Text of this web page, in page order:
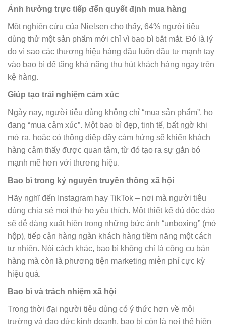
Ảnh hưởng trực tiếp đến quyết định mua hàng
Một nghiên cứu của Nielsen cho thấy, 64% người tiêu
dùng thử một sản phẩm mới chỉ vì bao bì bắt mắt. Đó là lý
do vì sao các thương hiệu hàng đầu luôn đầu tư mạnh tay
vào bao bì để tăng khả năng thu hút khách hàng ngay trên
kệ hàng.
Giúp tạo trải nghiệm cảm xúc
Ngày nay, người tiêu dùng không chỉ “mua sản phẩm”, họ
đang “mua cảm xúc”. Một bao bì đẹp, tinh tế, bất ngờ khi
mở ra, hoặc có thông điệp đầy cảm hứng sẽ khiến khách
hàng cảm thấy được quan tâm, từ đó tạo ra sự gắn bó
mạnh mẽ hơn với thương hiệu.
Bao bì trong kỷ nguyên truyền thông xã hội
Hãy nghĩ đến Instagram hay TikTok – nơi mà người tiêu
dùng chia sẻ mọi thứ họ yêu thích. Một thiết kế đủ độc đáo
sẽ dễ dàng xuất hiện trong những bức ảnh “unboxing” (mở
hộp), tiếp cận hàng ngàn khách hàng tiềm năng một cách
tự nhiên. Nói cách khác, bao bì không chỉ là công cụ bán
hàng mà còn là phương tiện marketing miễn phí cực kỳ
hiệu quả.
Bao bì và trách nhiệm xã hội
Trong thời đại người tiêu dùng có ý thức hơn về môi
trường và đạo đức kinh doanh, bao bì còn là nơi thể hiện